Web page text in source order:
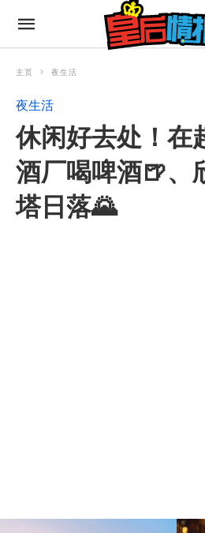
主页 夜生活
夜生活
休闲好去处！在
酒厂喝啤酒🍺、
塔日落🌄